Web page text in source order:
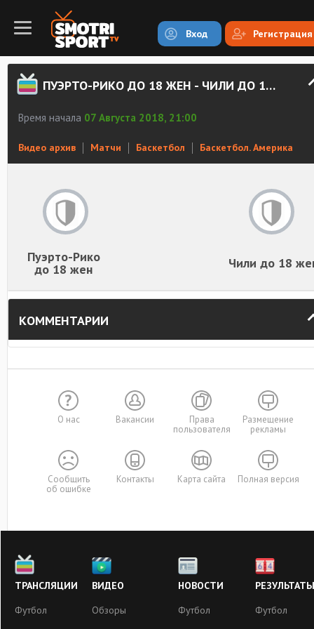
Вход Регистрация
ПУЭРТО-РИКО ДО 18 ЖЕН - ЧИЛИ ДО 18 ЖЕН. ЗАПИСЬ МАТЧА
Время начала 07 Августа 2018, 21:00
Видео архив Матчи Баскетбол Баскетбол. Америка
Пуэрто-Рико
до 18 жен Чили до 18
КОММЕНТАРИИ
О нас Вакансии
Права
пользователя
Размещение
рекламы
Сообщить
об ошибке
Контакты Карта сайта Полная версия
ТРАНСЛЯЦИИ
Футбол
ВИДЕО
Обзоры
НОВОСТИ
Футбол
РЕЗУЛЬТАТЫ
Футбол